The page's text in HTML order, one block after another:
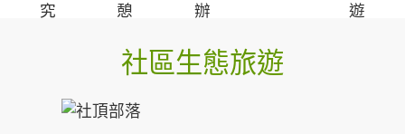
究
憩
辦
遊
社區生態旅遊